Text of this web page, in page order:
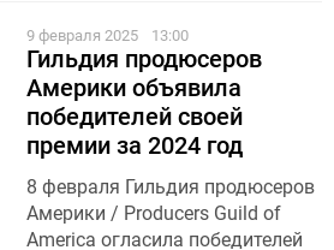
9 февраля 2025 13:00
Гильдия продюсеров
Америки объявила
победителей своей
премии за 2024 год
8 февраля Гильдия продюсеров
Америки / Producers Guild of
America огласила победителей